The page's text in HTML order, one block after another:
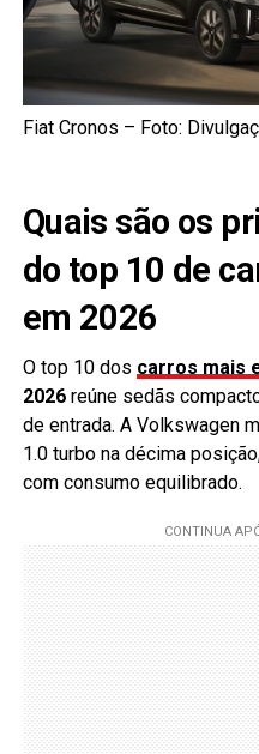
Fiat Cronos – Foto:
Quais são os
do top 10 de
em 2026
O top 10 dos carros mais
2026reúne sedãs
de entrada. A Volkswagen
1.0 turbo na décima
com consumo equilibrado.